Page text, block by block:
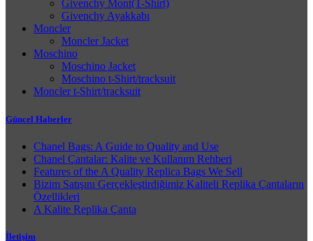
Givenchy Mont(T-Shirt)
Givenchy Ayakkabı
Moncler
Moncler Jacket
Moschino
Moschino Jacket
Moschino t-Shirt/tracksuit
Moncler t-Shirt/tracksuit
Güncel Haberler
Chanel Bags: A Guide to Quality and Use
Chanel Çantalar: Kalite ve Kullanım Rehberi
Features of the A Quality Replica Bags We Sell
Bizim Satışını Gerçekleştirdiğimiz Kaliteli Replika Çantaların
Özellikleri
A Kalite Replika Çanta
İletişim